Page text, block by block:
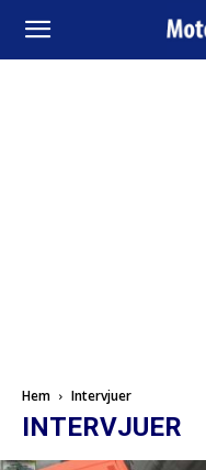
Hem Intervjuer
INTERVJUER